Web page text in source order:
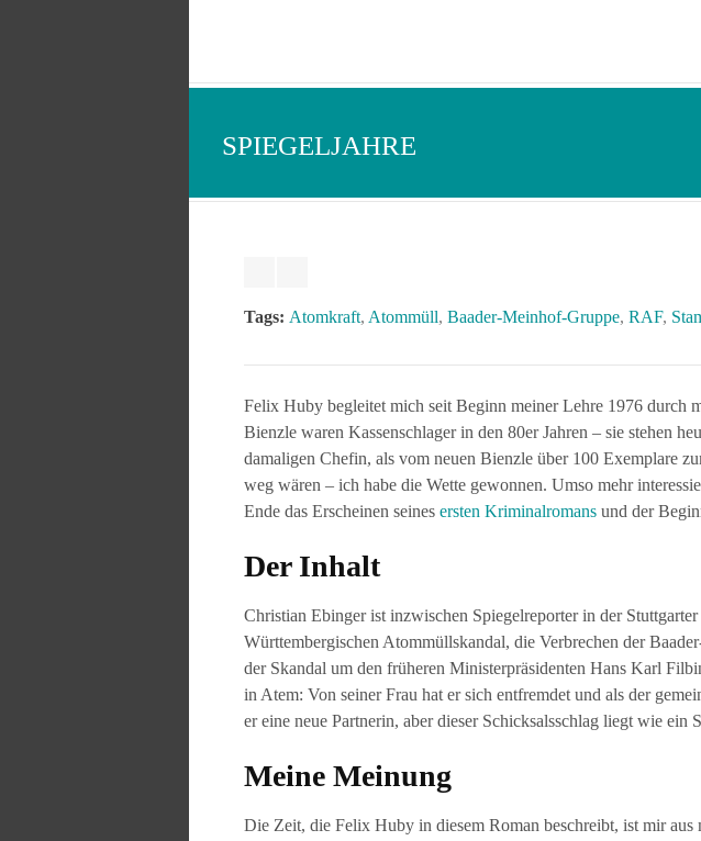
SPIEGELJAHRE
Tags: Atomkraft, Atommüll, Baader-Meinhof-Gruppe, RAF,
Felix Huby begleitet mich seit Beginn meiner Lehre 1976 durch
Bienzle waren Kassenschlager in den 80er Jahren – sie stehen
damaligen Chefin, als vom neuen Bienzle über 100 Exemplare
weg wären – ich habe die Wette gewonnen. Umso mehr
Ende das Erscheinen seines ersten Kriminalromans und der
Der Inhalt
Christian Ebinger ist inzwischen Spiegelreporter in der
Württembergischen Atommüllskandal, die Verbrechen der
der Skandal um den früheren Ministerpräsidenten Hans Karl
in Atem: Von seiner Frau hat er sich entfremdet und als der
er eine neue Partnerin, aber dieser Schicksalsschlag liegt wie ein
Meine Meinung
Die Zeit, die Felix Huby in diesem Roman beschreibt, ist mir